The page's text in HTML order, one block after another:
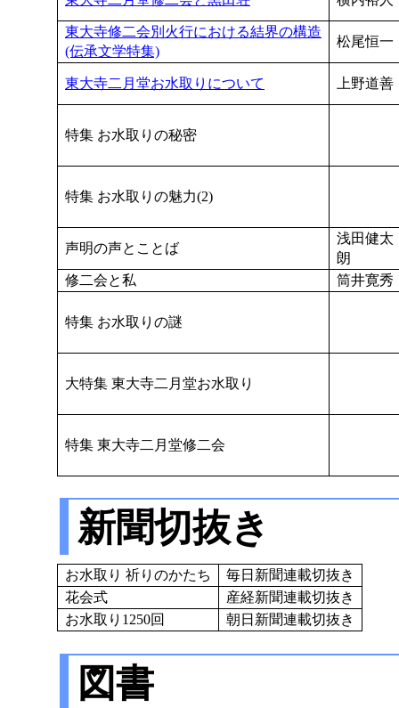
東大寺修二会別火行における結界の構造
(伝承文学特集)
松尾恒一
東大寺二月堂お水取りについて 上野道善
特集 お水取りの秘密
特集 お水取りの魅力(2)
声明の声とことば
浅田健太
朗
修二会と私
筒井寛秀
特集 お水取りの謎
大特集 東大寺二月堂お水取り
特集 東大寺二月堂修二会
新聞切抜き
お水取り 祈りのかたち
毎日新聞連載切抜き
花会式
産経新聞連載切抜き
お水取り1250回
朝日新聞連載切抜き
図書